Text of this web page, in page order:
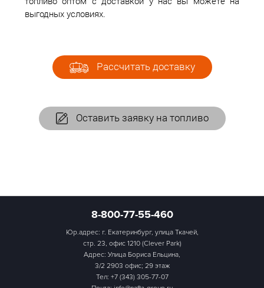
выгодных условиях.
Рассчитать доставку
Оставить заявку на топливо
8-800-77-55-460
Юр.адрес: г. Екатеринбург, улица Ткачей,
стр. 23, офис 1210 (Clever Park)
Адрес: Улица Бориса Ельцина,
3/2 2903 офис; 29 этаж
Тел: +7 (343) 305-77-07